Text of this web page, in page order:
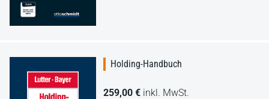
Holding-Handbuch
259,00 € inkl. MwSt.